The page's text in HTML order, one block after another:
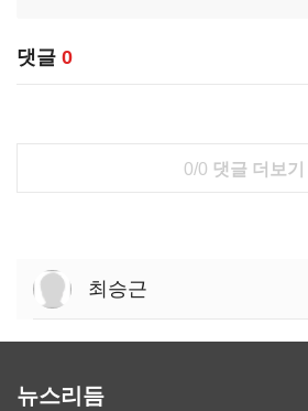
댓글 0
0/0 댓글 더보기
최승근
뉴스리듬